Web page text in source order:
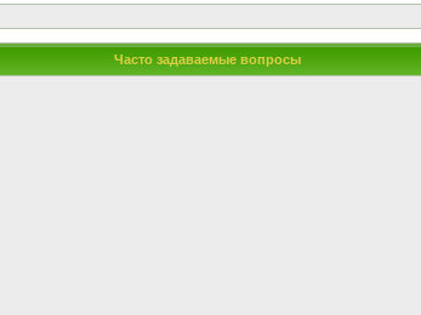
Часто задаваемые вопросы